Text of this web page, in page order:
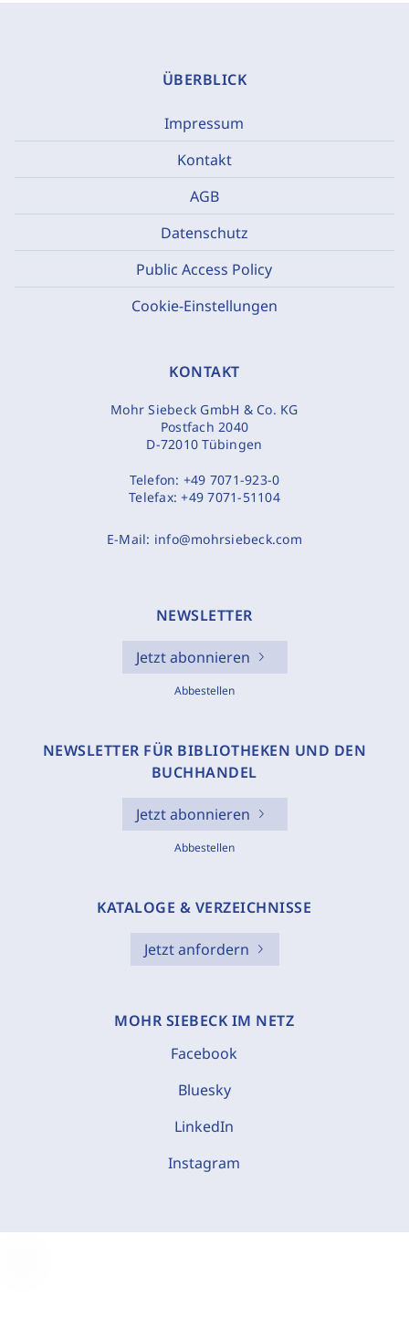
ÜBERBLICK
Impressum
Kontakt
AGB
Datenschutz
Public Access Policy
Cookie-Einstellungen
KONTAKT
Mohr Siebeck GmbH & Co. KG
Postfach 2040
D-72010 Tübingen
Telefon: +49 7071-923-0
Telefax:+49 7071-51104
E-Mail: info@mohrsiebeck.com
NEWSLETTER
Jetzt abonnieren
Abbestellen
NEWSLETTER FÜR BIBLIOTHEKEN UND DEN
BUCHHANDEL
Jetzt abonnieren
Abbestellen
KATALOGE & VERZEICHNISSE
Jetzt anfordern
MOHR SIEBECK IM NETZ
Facebook
Bluesky
LinkedIn
Instagram